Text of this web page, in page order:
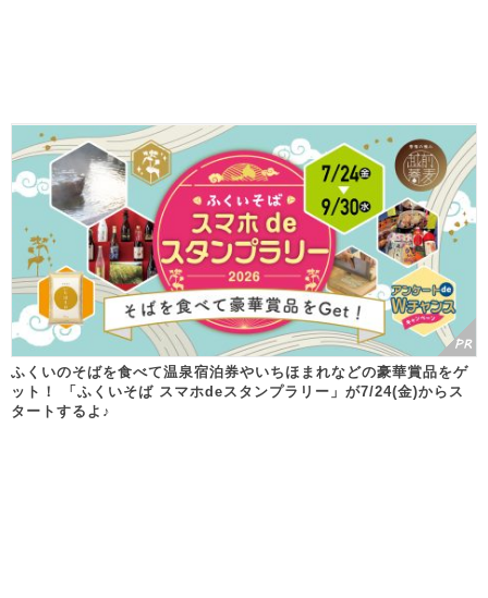
ふくいのそばを食べて温泉宿泊券やいちほまれなどの豪華賞品をゲ
ット！ 「ふくいそば スマホdeスタンプラリー」が7/24(金)からス
タートするよ♪